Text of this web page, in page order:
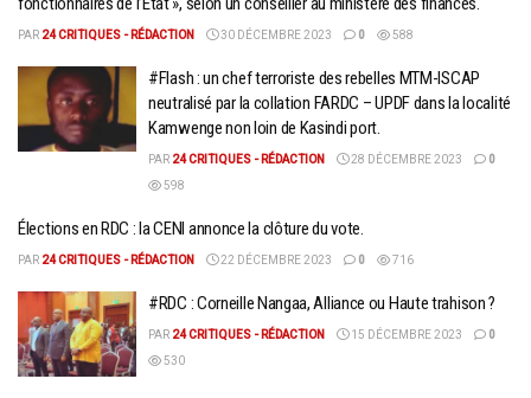
PAR 24 CRITIQUES - RÉDACTION 30 DÉCEMBRE 2023 0 588
#Flash : un chef terroriste des rebelles MTM-ISCAP
neutralisé par la collation FARDC – UPDF dans la localité
Kamwenge non loin de Kasindi port.
PAR 24 CRITIQUES - RÉDACTION 28 DÉCEMBRE 2023
0
598
Élections en RDC : la CENI annonce la clôture du vote.
PAR 24 CRITIQUES - RÉDACTION 22 DÉCEMBRE 2023 0 716
#RDC : Corneille Nangaa, Alliance ou Haute trahison ?
PAR 24 CRITIQUES - RÉDACTION 15 DÉCEMBRE 2023
0
530